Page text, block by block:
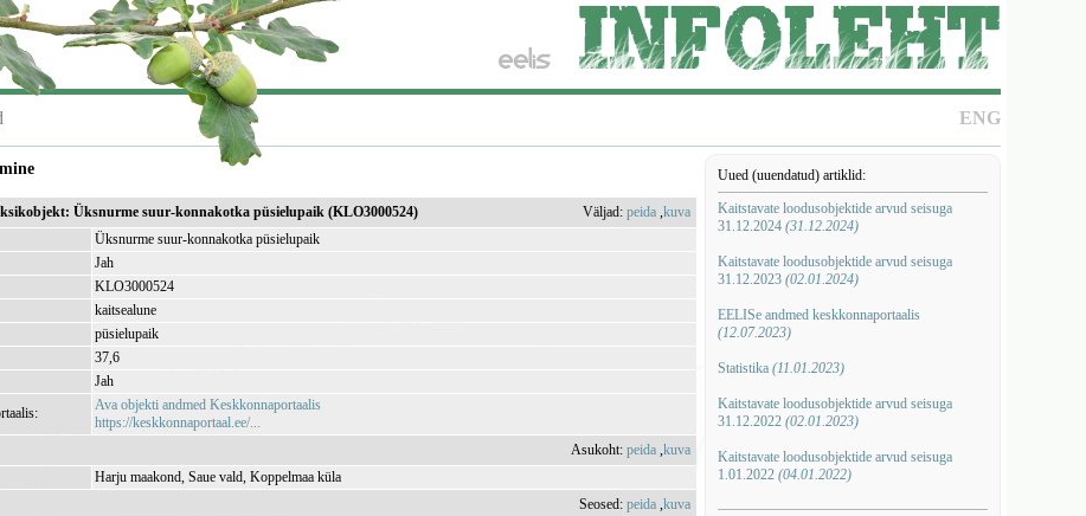
ENG
Uued (uuendatud) artiklid:
Kaitstavate loodusobjektide arvud seisuga
31.12.2024 (31.12.2024)
Kaitstavate loodusobjektide arvud seisuga
31.12.2023 (02.01.2024)
EELISe andmed keskkonnaportaalis
(12.07.2023)
Statistika (11.01.2023)
Kaitstavate loodusobjektide arvud seisuga
31.12.2022 (02.01.2023)
Kaitstavate loodusobjektide arvud seisuga
1.01.2022 (04.01.2022)
Üksnurme suur-konnakotka püsielupaik (KLO3000524) Väljad:peida ,kuva
Üksnurme suur-konnakotka püsielupaik
Jah
KLO3000524
kaitsealune
püsielupaik
37,6
Jah
Ava objekti andmed Keskkonnaportaalis
https://keskkonnaportaal.ee/...
Asukoht:peida ,kuva
Harju maakond, Saue vald, Koppelmaa küla
Seosed:peida ,kuva